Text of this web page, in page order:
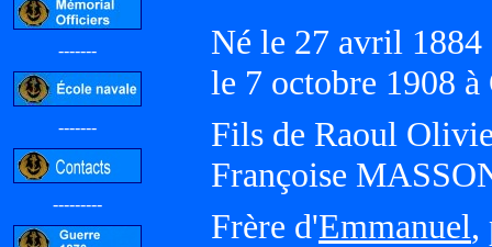
-------
-------
---------
Né le 27 avril
le 7 octobre 1908
Fils de Raoul
Françoise
Frère d'Emmanuel,